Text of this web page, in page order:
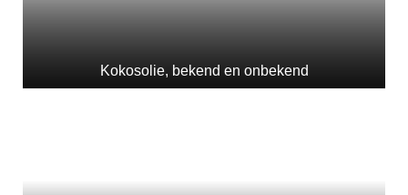
Kokosolie, bekend en onbekend